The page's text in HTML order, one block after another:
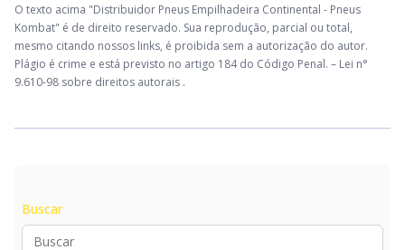
O texto acima "Distribuidor Pneus Empilhadeira Continental - Pneus
Kombat" é de direito reservado. Sua reprodução, parcial ou total,
mesmo citando nossos links, é proibida sem a autorização do autor.
Plágio é crime e está previsto no artigo 184 do Código Penal. – Lei n°
9.610-98 sobre direitos autorais .
Buscar